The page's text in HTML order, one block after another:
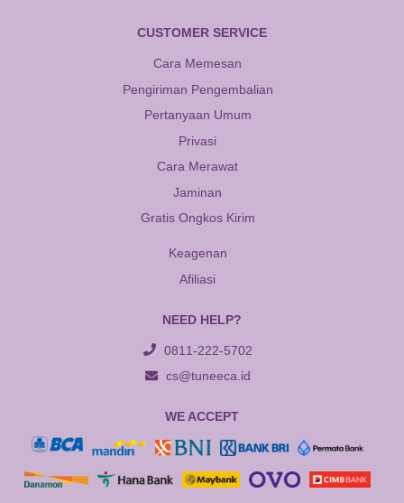
CUSTOMER SERVICE
Cara Memesan
Pengiriman Pengembalian
Pertanyaan Umum
Privasi
Cara Merawat
Jaminan
Gratis Ongkos Kirim
Keagenan
Afiliasi
NEED HELP?
0811-222-5702
cs@tuneeca.id
WE ACCEPT